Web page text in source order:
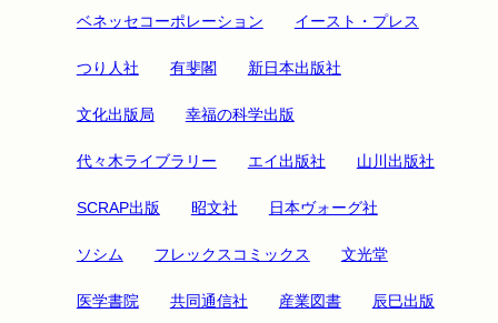
ベネッセコーポレーション イースト・プレス
つり人社 有斐閣 新日本出版社
文化出版局 幸福の科学出版
代々木ライブラリー エイ出版社 山川出版社
SCRAP出版 昭文社 日本ヴォーグ社
ソシム フレックスコミックス 文光堂
医学書院 共同通信社 産業図書 辰巳出版